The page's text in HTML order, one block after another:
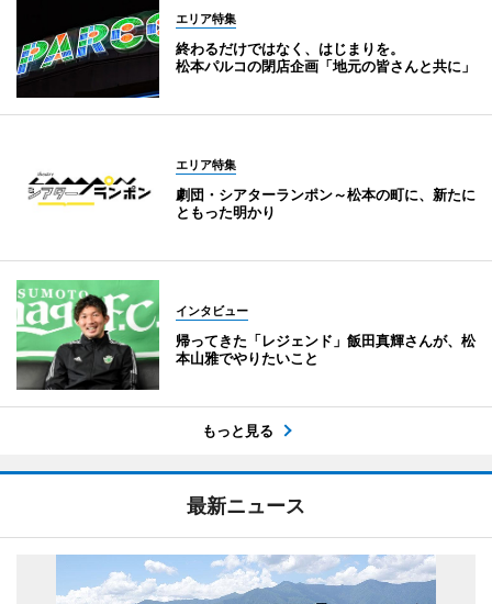
エリア特集
終わるだけではなく、はじまりを。
松本パルコの閉店企画「地元の皆さんと共に」
エリア特集
劇団・シアターランポン～松本の町に、新たに
ともった明かり
インタビュー
帰ってきた「レジェンド」飯田真輝さんが、松
本山雅でやりたいこと
もっと見る
最新ニュース